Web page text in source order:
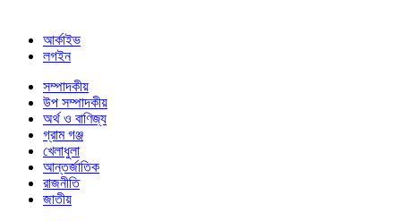
আর্কাইভ
লগইন
সম্পাদকীয়
উপ সম্পাদকীয়
অর্থ ও বাণিজ্য
গ্রাম গঞ্জ
খেলাধুলা
আন্তর্জাতিক
রাজনীতি
জাতীয়